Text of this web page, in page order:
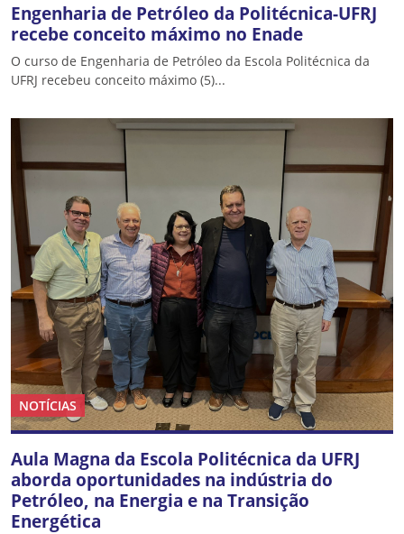
Engenharia de Petróleo da Politécnica-UFRJ
recebe conceito máximo no Enade
O curso de Engenharia de Petróleo da Escola Politécnica da
UFRJ recebeu conceito máximo (5)...
NOTÍCIAS
Aula Magna da Escola Politécnica da UFRJ
aborda oportunidades na indústria do
Petróleo, na Energia e na Transição
Energética